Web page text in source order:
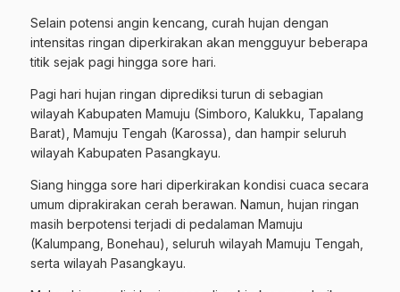
​Selain potensi angin kencang, curah hujan dengan
intensitas ringan diperkirakan akan mengguyur beberapa
titik sejak pagi hingga sore hari.
​Pagi hari hujan ringan diprediksi turun di sebagian
wilayah Kabupaten Mamuju (Simboro, Kalukku, Tapalang
Barat), Mamuju Tengah (Karossa), dan hampir seluruh
wilayah Kabupaten Pasangkayu.
​Siang hingga sore hari diperkirakan kondisi cuaca secara
umum diprakirakan cerah berawan. Namun, hujan ringan
masih berpotensi terjadi di pedalaman Mamuju
(Kalumpang, Bonehau), seluruh wilayah Mamuju Tengah,
serta wilayah Pasangkayu.